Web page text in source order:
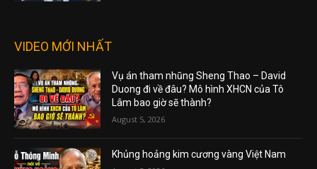
VIDEO MỚI NHẤT
Vụ án tham nhũng Sheng Thao – David
Duong đi về đâu? Mô hình XHCN của Tô
Lâm bao giờ sẽ thành?
August 5, 2026
Khủng hoảng kim cương vàng Việt Nam